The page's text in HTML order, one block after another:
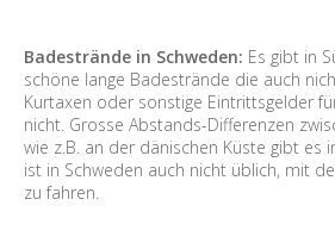
Badestrände in Schweden: Es gibt in
schöne lange Badestrände die auch
Kurtaxen oder sonstige Eintrittsgelder
nicht. Grosse Abstands-Differenzen
wie z.B. an der dänischen Küste gibt es
ist in Schweden auch nicht üblich, mit
zu fahren.